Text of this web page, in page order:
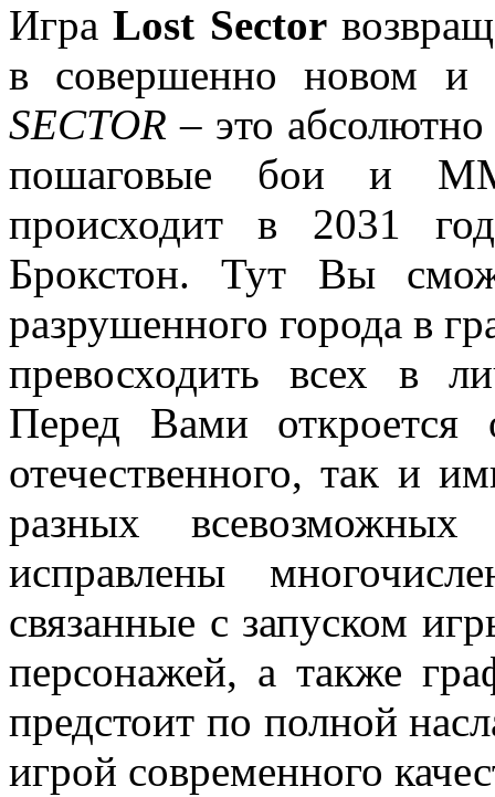
ИграLost Sector
в совершенно новом и
SECTOR – это
пошаговые бои и
происходит в 2031
Брокстон. Тут Вы
разрушенного города в
превосходить всех в
Перед Вами
отечественного, так и
разных
исправлены
связанные с запуском
персонажей, а также
предстоит по полной
игрой современного